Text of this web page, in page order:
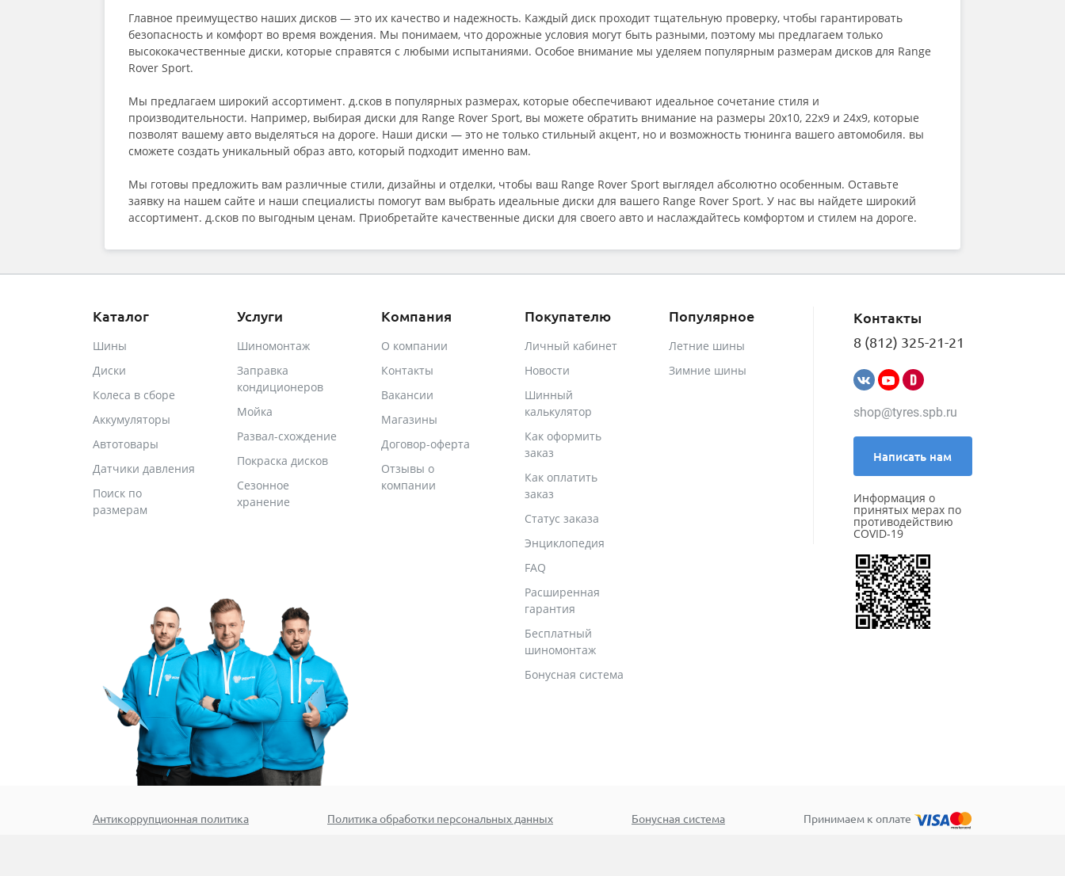
Главное преимущество наших дисков — это их качество и надежность. Каждый диск проходит тщательную проверку, чтобы гарантировать
безопасность и комфорт во время вождения. Мы понимаем, что дорожные условия могут быть разными, поэтому мы предлагаем только
высококачественные диски, которые справятся с любыми испытаниями. Особое внимание мы уделяем популярным размерам дисков для Range
Rover Sport.
Мы предлагаем широкий ассортимент. д.сков в популярных размерах, которые обеспечивают идеальное сочетание стиля и
производительности. Например, выбирая диски для Range Rover Sport, вы можете обратить внимание на размеры 20x10, 22x9 и 24x9, которые
позволят вашему авто выделяться на дороге. Наши диски — это не только стильный акцент, но и возможность тюнинга вашего автомобиля. вы
сможете создать уникальный образ авто, который подходит именно вам.
Мы готовы предложить вам различные стили, дизайны и отделки, чтобы ваш Range Rover Sport выглядел абсолютно особенным. Оставьте
заявку на нашем сайте и наши специалисты помогут вам выбрать идеальные диски для вашего Range Rover Sport. У нас вы найдете широкий
ассортимент. д.сков по выгодным ценам. Приобретайте качественные диски для своего авто и наслаждайтесь комфортом и стилем на дороге.
Каталог
Шины
Диски
Колеса в сборе
Аккумуляторы
Автотовары
Датчики давления
Поиск по
размерам
Услуги
Шиномонтаж
Заправка
кондиционеров
Мойка
Развал-схождение
Покраска дисков
Сезонное
хранение
Компания
О компании
Контакты
Вакансии
Магазины
Договор-оферта
Отзывы о
компании
Покупателю
Личный кабинет
Новости
Шинный
калькулятор
Как оформить
заказ
Как оплатить
заказ
Статус заказа
Энциклопедия
FAQ
Расширенная
гарантия
Бесплатный
шиномонтаж
Бонусная система
Популярное
Летние шины
Зимние шины
Контакты
8 (812) 325-21-21
shop@tyres.spb.ru
Написать нам
Информация о
принятых мерах по
противодействию
COVID-19
Антикоррупционная политика Политика обработки персональных данных Бонусная система Принимаем к оплате